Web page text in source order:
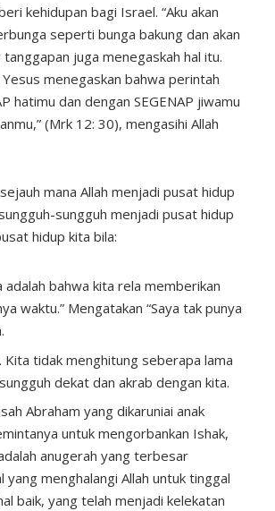
kehidupan bagi Israel. “Aku akan
seperti bunga bakung dan akan
juga menegaskah hal itu.
menegaskan bahwa perintah
hatimu dan dengan SEGENAP jiwamu
(Mrk 12: 30), mengasihi Allah
mana Allah menjadi pusat hidup
sungguh menjadi pusat hidup
hidup kita bila:
bahwa kita rela memberikan
waktu.” Mengatakan “Saya tak punya
tidak menghitung seberapa lama
dekat dan akrab dengan kita.
Abraham yang dikaruniai anak
untuk mengorbankan Ishak,
anugerah yang terbesar
yang menghalangi Allah untuk tinggal
baik, yang telah menjadi kelekatan